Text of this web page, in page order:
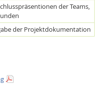
der Teams,
der Projektdokumentation